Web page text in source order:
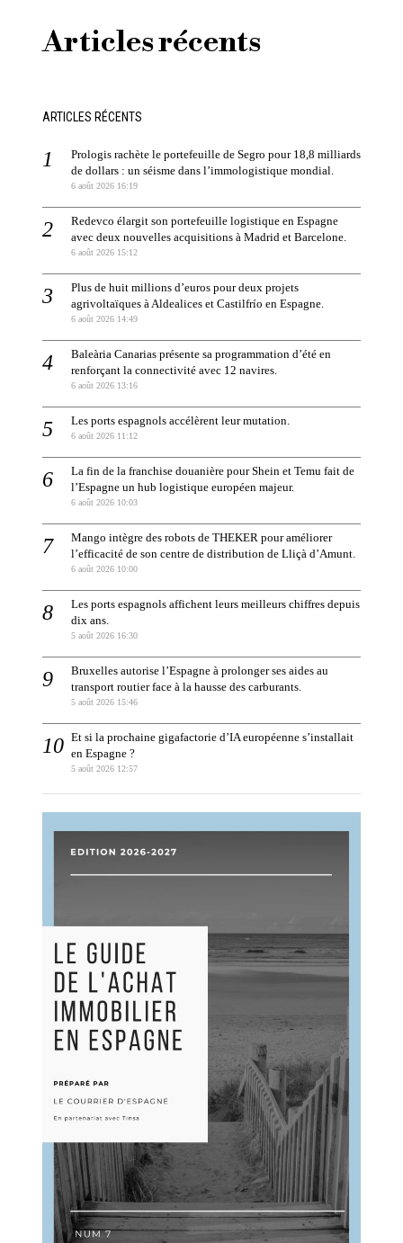
Articles récents
ARTICLES RÉCENTS
Prologis rachète le portefeuille de Segro pour 18,8 milliards
de dollars : un séisme dans l’immologistique mondial.
6 août 2026 16:19
Redevco élargit son portefeuille logistique en Espagne
avec deux nouvelles acquisitions à Madrid et Barcelone.
6 août 2026 15:12
Plus de huit millions d’euros pour deux projets
agrivoltaïques à Aldealices et Castilfrío en Espagne.
6 août 2026 14:49
Baleària Canarias présente sa programmation d’été en
renforçant la connectivité avec 12 navires.
6 août 2026 13:16
Les ports espagnols accélèrent leur mutation.
6 août 2026 11:12
La fin de la franchise douanière pour Shein et Temu fait de
l’Espagne un hub logistique européen majeur.
6 août 2026 10:03
Mango intègre des robots de THEKER pour améliorer
l’efficacité de son centre de distribution de Lliçà d’Amunt.
6 août 2026 10:00
Les ports espagnols affichent leurs meilleurs chiffres depuis
dix ans.
5 août 2026 16:30
Bruxelles autorise l’Espagne à prolonger ses aides au
transport routier face à la hausse des carburants.
5 août 2026 15:46
Et si la prochaine gigafactorie d’IA européenne s’installait
en Espagne ?
5 août 2026 12:57